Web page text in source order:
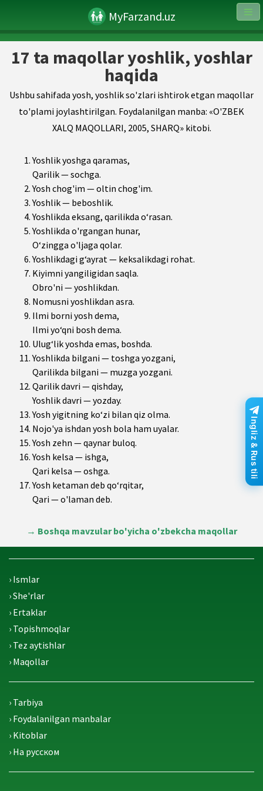
MyFarzand.uz
17 ta maqollar yoshlik, yoshlar
haqida
Ushbu sahifada yosh, yoshlik so'zlari ishtirok etgan maqollar
to'plami joylashtirilgan. Foydalanilgan manba: «O'ZBEK
XALQ MAQOLLARI, 2005, SHARQ» kitobi.
Yoshlik yoshga qaramas,
Qarilik — sochga.
Yosh chog'im — oltin chog'im.
Yoshlik — beboshlik.
Yoshlikda eksang, qarilikda o‘rasan.
Yoshlikda o'rgangan hunar,
O‘zingga o'ljaga qolar.
Yoshlikdagi g‘ayrat — keksalikdagi rohat.
Kiyimni yangiligidan saqla.
Obro'ni — yoshlikdan.
Nomusni yoshlikdan asra.
Ilmi borni yosh dema,
Ilmi yo‘qni bosh dema.
Ulug‘lik yoshda emas, boshda.
Yoshlikda bilgani — toshga yozgani,
Qarilikda bilgani — muzga yozgani.
Qarilik davri — qishday,
Yoshlik davri — yozday.
Yosh yigitning ko‘zi bilan qiz olma.
Nojo'ya ishdan yosh bola ham uyalar.
Yosh zehn — qaynar buloq.
Yosh kelsa — ishga,
Qari kelsa — oshga.
Yosh ketaman deb qo‘rqitar,
Qari — o'laman deb.
→ Boshqa mavzular bo'yicha o'zbekcha maqollar
› Ismlar
› She'rlar
› Ertaklar
› Topishmoqlar
› Tez aytishlar
› Maqollar
› Tarbiya
› Foydalanilgan manbalar
› Kitoblar
› На русском
Ingliz & Rus tili